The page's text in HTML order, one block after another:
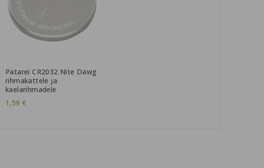
Patarei CR2032 Nite Dawg
rihmakattele ja
kaelarihmadele
1,59 €